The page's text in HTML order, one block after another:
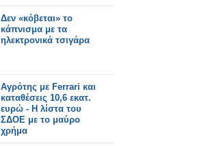
Δεν «κόβεται» το
κάπνισμα με τα
ηλεκτρονικά τσιγάρα
Αγρότης με Ferrari και
καταθέσεις 10,6 εκατ.
ευρώ - Η λίστα του
ΣΔΟΕ με το μαύρο
χρήμα